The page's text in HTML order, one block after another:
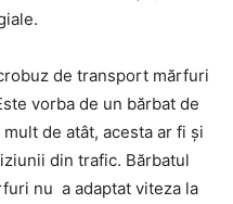
de transport mărfuri
vorba de un bărbat de
de atât, acesta ar fi și
din trafic. Bărbatul
nu a adaptat viteza la